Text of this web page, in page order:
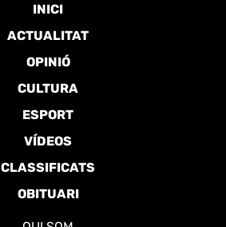
INICI
ACTUALITAT
OPINIÓ
CULTURA
ESPORT
VÍDEOS
CLASSIFICATS
OBITUARI